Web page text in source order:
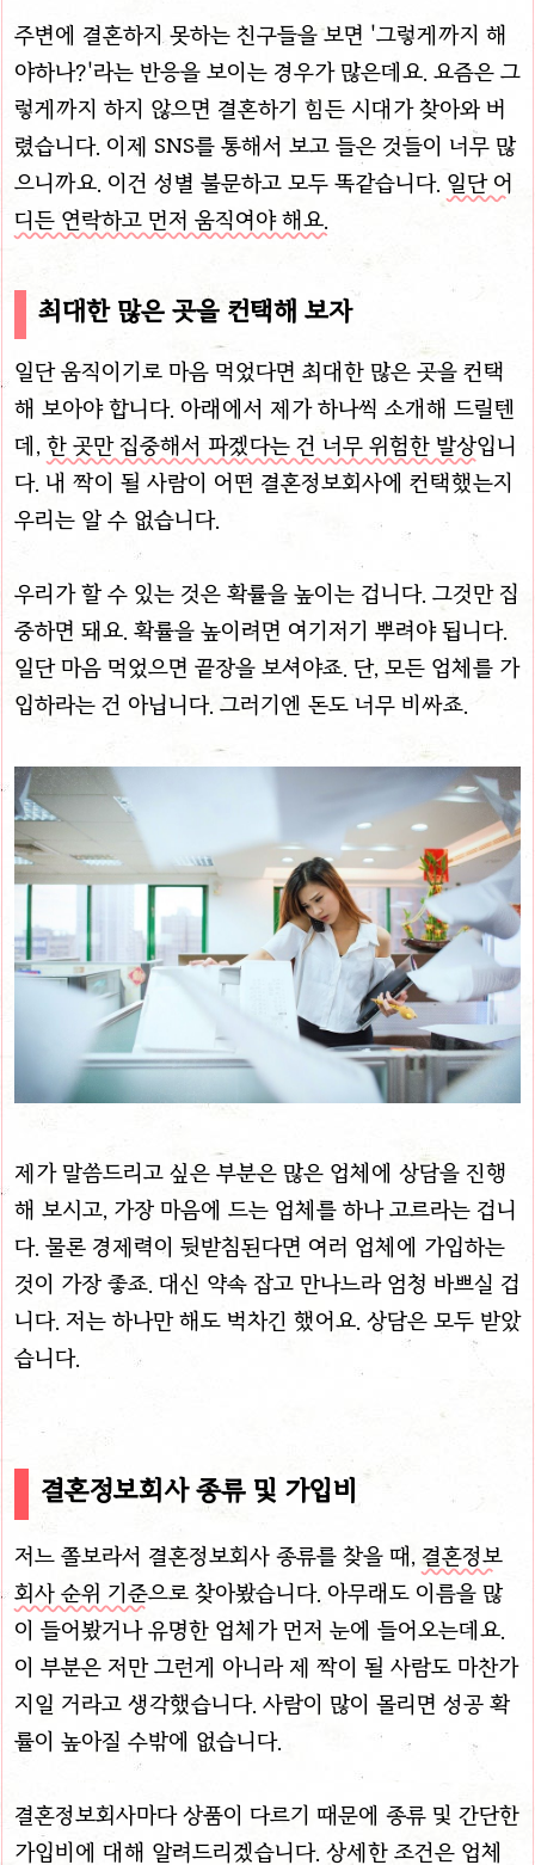
주변에 결혼하지 못하는 친구들을 보면 '그렇게까지 해
야하나?'라는 반응을 보이는 경우가 많은데요. 요즘은 그
렇게까지 하지 않으면 결혼하기 힘든 시대가 찾아와 버
렸습니다. 이제 SNS를 통해서 보고 들은 것들이 너무 많
으니까요. 이건 성별 불문하고 모두 똑같습니다. 일단 어
디든 연락하고 먼저 움직여야 해요.
최대한 많은 곳을 컨택해 보자
일단 움직이기로 마음 먹었다면 최대한 많은 곳을 컨택
해 보아야 합니다. 아래에서 제가 하나씩 소개해 드릴텐
데, 한 곳만 집중해서 파겠다는 건 너무 위험한 발상입니
다. 내 짝이 될 사람이 어떤 결혼정보회사에 컨택했는지
우리는 알 수 없습니다.
우리가 할 수 있는 것은 확률을 높이는 겁니다. 그것만 집
중하면 돼요. 확률을 높이려면 여기저기 뿌려야 됩니다.
일단 마음 먹었으면 끝장을 보셔야죠. 단, 모든 업체를 가
입하라는 건 아닙니다. 그러기엔 돈도 너무 비싸죠.
제가 말씀드리고 싶은 부분은 많은 업체에 상담을 진행
해 보시고, 가장 마음에 드는 업체를 하나 고르라는 겁니
다. 물론 경제력이 뒷받침된다면 여러 업체에 가입하는
것이 가장 좋죠. 대신 약속 잡고 만나느라 엄청 바쁘실 겁
니다. 저는 하나만 해도 벅차긴 했어요. 상담은 모두 받았
습니다.
결혼정보회사 종류 및 가입비
저느 쫄보라서 결혼정보회사 종류를 찾을 때, 결혼정보
회사 순위 기준으로 찾아봤습니다. 아무래도 이름을 많
이 들어봤거나 유명한 업체가 먼저 눈에 들어오는데요.
이 부분은 저만 그런게 아니라 제 짝이 될 사람도 마찬가
지일 거라고 생각했습니다. 사람이 많이 몰리면 성공 확
률이 높아질 수밖에 없습니다.
결혼정보회사마다 상품이 다르기 때문에 종류 및 간단한
가입비에 대해 알려드리겠습니다. 상세한 조건은 업체